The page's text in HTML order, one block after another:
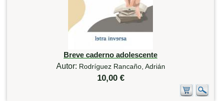
Breve caderno adolescente
Autor: Rodríguez Rancaño, Adrián
10,00 €